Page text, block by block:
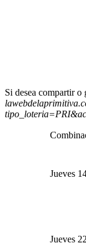
Si desea compartir o
Jueves
Jueves